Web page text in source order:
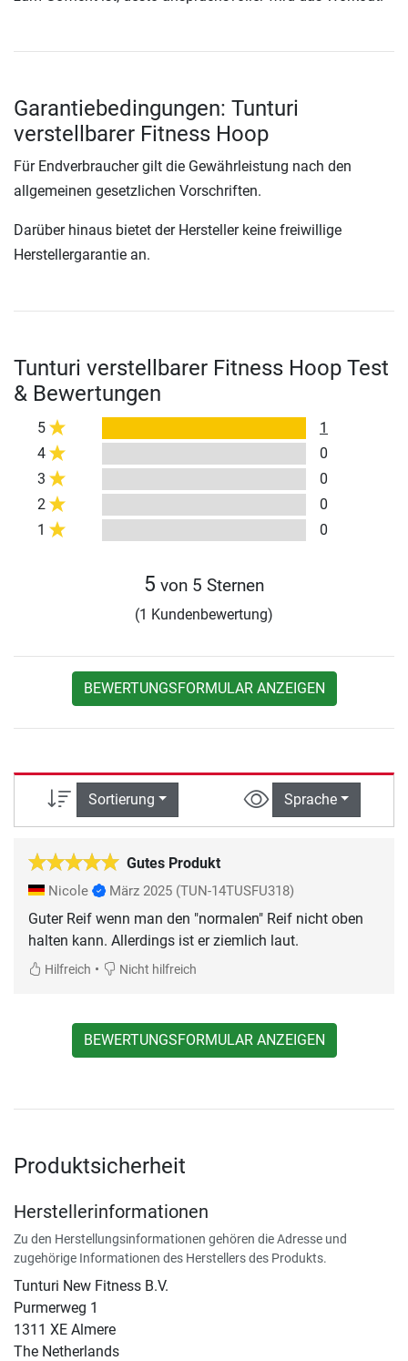
Garantiebedingungen: Tunturi
verstellbarer Fitness Hoop
Für Endverbraucher gilt die Gewährleistung nach den
allgemeinen gesetzlichen Vorschriften.
Darüber hinaus bietet der Hersteller keine freiwillige
Herstellergarantie an.
Tunturi verstellbarer Fitness Hoop Test
& Bewertungen
5
1
4
0
3
0
2
0
1
0
5 von 5 Sternen
(1 Kundenbewertung)
BEWERTUNGSFORMULAR ANZEIGEN
Sortierung Sprache
Gutes Produkt
Nicole März 2025 (TUN-14TUSFU318)
Guter Reif wenn man den "normalen" Reif nicht oben
halten kann. Allerdings ist er ziemlich laut.
Hilfreich • Nicht hilfreich
BEWERTUNGSFORMULAR ANZEIGEN
Produktsicherheit
Herstellerinformationen
Zu den Herstellungsinformationen gehören die Adresse und
zugehörige Informationen des Herstellers des Produkts.
Tunturi New Fitness B.V.
​Purmerweg 1
1311 XE Almere
The Netherlands